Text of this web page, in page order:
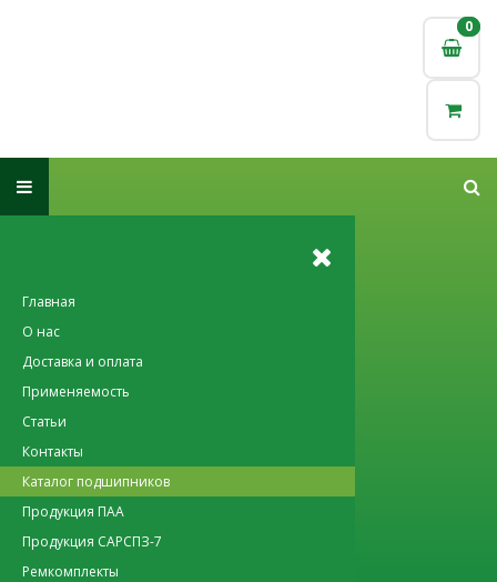
0
0
Главная
О нас
Доставка и оплата
Применяемость
Статьи
Контакты
Каталог подшипников
Продукция ПАА
Продукция САРСПЗ-7
Ремкомплекты